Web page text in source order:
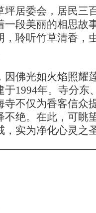
坪居委会，居民三
一段美丽的相思故
，聆听竹草清香，
因佛光如火焰照耀
1994年。寺分东
寺不仅为香客信众
不绝。在此，可眺
，实为净化心灵之